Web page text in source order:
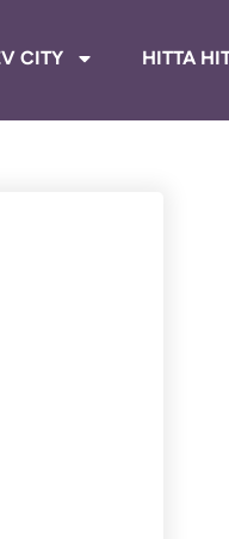
CITY HITTA